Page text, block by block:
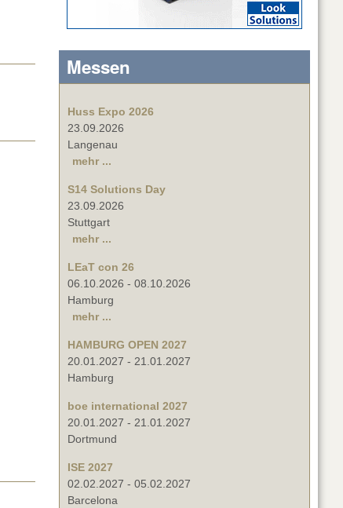
Messen
Huss Expo 2026
23.09.2026
Langenau
mehr ...
S14 Solutions Day
23.09.2026
Stuttgart
mehr ...
LEaT con 26
06.10.2026 - 08.10.2026
Hamburg
mehr ...
HAMBURG OPEN 2027
20.01.2027 - 21.01.2027
Hamburg
boe international 2027
20.01.2027 - 21.01.2027
Dortmund
ISE 2027
02.02.2027 - 05.02.2027
Barcelona